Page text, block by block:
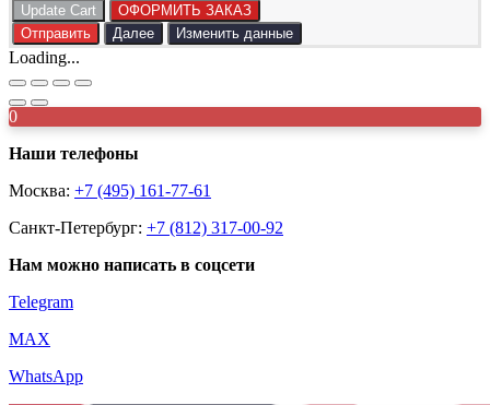
Update Cart
ОФОРМИТЬ ЗАКАЗ
Отправить
Далее Изменить данные
Loading...
0
Наши телефоны
Москва: +7 (495) 161-77-61
Санкт-Петербург: +7 (812) 317-00-92
Нам можно написать в соцсети
Telegram
MAX
WhatsApp